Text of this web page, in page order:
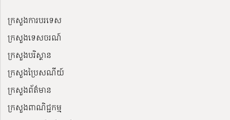
ក្រសួងការបរទេស
ក្រសួងទេសចរណ៍
ក្រសួងបរិស្ថាន
ក្រសួងប្រៃសណីយ៍
ក្រសួងព័ត៌មាន
ក្រសួងពាណិជ្ជកម្ម